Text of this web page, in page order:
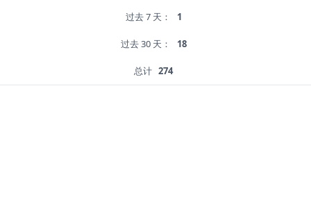
过去 7 天： 1
过去 30 天： 18
总计 274